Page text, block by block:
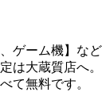
ゲーム機】など
は大蔵質店へ。
て無料です。